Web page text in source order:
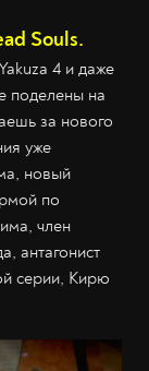
Souls.
4 и даже
поделены на
за нового
уже
новый
по
член
антагонист
серии, Кирю